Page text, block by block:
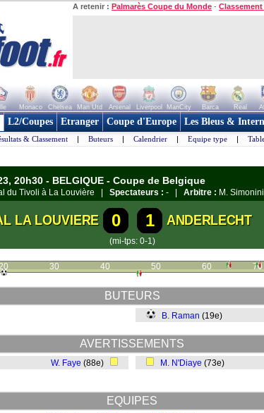
A retenir : Palmarès Coupe du Monde -
Monaco Chelsea Man Utd Arsenal Liverpool ManCity Barca Real
L2/Coupes Etranger Coupe d'Europe Les Bleus &
& Classement | Buteurs | Calendrier | Equipe type |
20h30 - BELGIQUE - Coupe de Belgique
du Tivoli à La Louvière | Spectateurs : - | Arbitre : M. Simonini
LA LOUVIERE 0 1 ANDERLECHT
(mi-tps: 0-1)
30 40 50 60 70
BUTEURS
B. Raman (19e)
AVERTISSEMENTS
W. Faye (88e) M. N'Diaye (73e)
EQUIPES